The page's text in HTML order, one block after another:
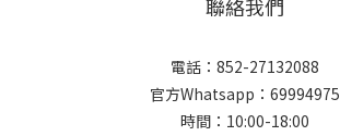
聯絡我們
電話：852-27132088
官方Whatsapp：69994975
時間：10:00-18:00